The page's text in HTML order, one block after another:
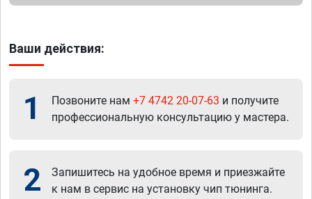
Ваши действия:
1 Позвоните нам +7 4742 20-07-63 и получите
профессиональную консультацию у мастера.
2
Запишитесь на удобное время и приезжайте
к нам в сервис на установку чип тюнинга.